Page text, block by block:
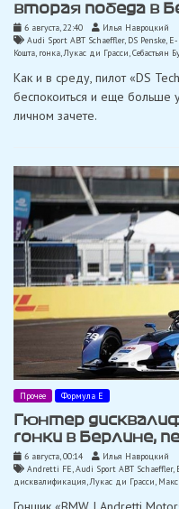
вторая победа в
6 августа, 22:40
Илья Навроцкий
Audi Sport ABT Schaeffler, DS Penske,
Кошта, гонка,Лукас ди Грасси,Себастьян
Как и в среду, пилот «DS
беспокоиться и еще больше
личном зачете.
Прочее Формула Е
Гюнтер
гонки в Берлине,
6 августа, 00:14
Илья Навроцкий
Andretti FE,Audi Sport ABT Schaeffler,
дисквалификация,Лукас ди Грасси,